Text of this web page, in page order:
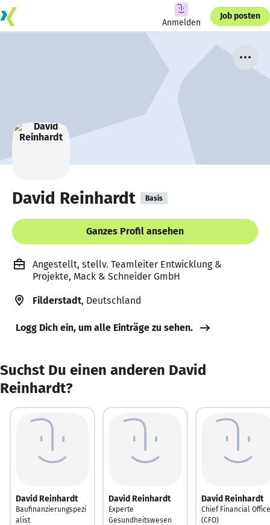
Anmelden
Job posten
David Reinhardt Basis
Ganzes Profil ansehen
Angestellt, stellv. Teamleiter Entwicklung &
Projekte, Mack & Schneider GmbH
Filderstadt, Deutschland
Logg Dich ein, um alle Einträge zu sehen.
Suchst Du einen anderen David
Reinhardt?
David Reinhardt
Baufinanzierungspezi
alist
David Reinhardt
Experte
Gesundheitswesen
David Reinhardt
Chief Financial
(CFO)